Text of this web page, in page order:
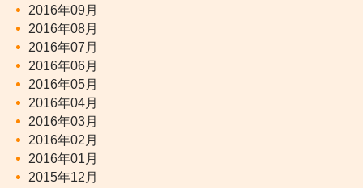
2016年09月
2016年08月
2016年07月
2016年06月
2016年05月
2016年04月
2016年03月
2016年02月
2016年01月
2015年12月